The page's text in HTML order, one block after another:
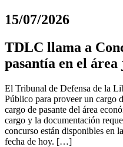
15/07/2026
TDLC llama a
pasantía en el
El Tribunal de Defensa de la
Público para proveer un cargo
cargo de pasante del área
cargo y la documentación
concurso están disponibles en
fecha de hoy. […]